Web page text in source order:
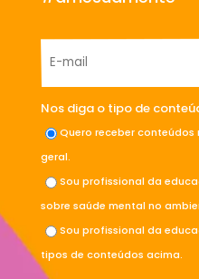
Nos diga o tipo de
Quero receber
geral.
Sou profissional da
sobre saúde mental no
Sou profissional da
tipos de conteúdos acima.